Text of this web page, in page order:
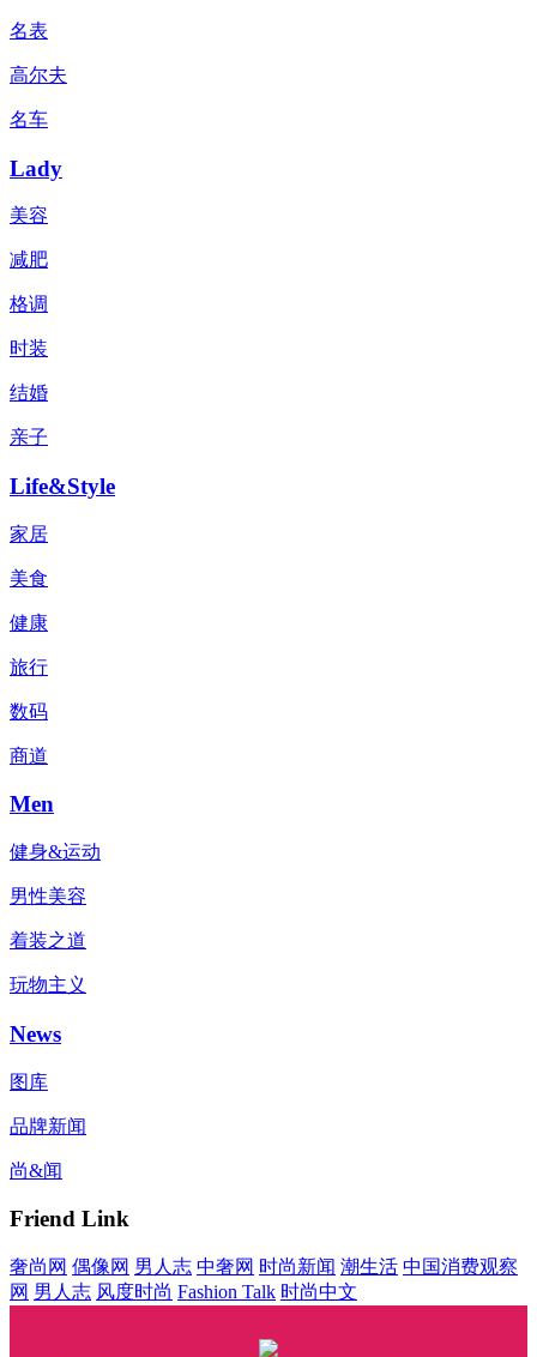
名表
高尔夫
名车
Lady
美容
减肥
格调
时装
结婚
亲子
Life&Style
家居
美食
健康
旅行
数码
商道
Men
健身&运动
男性美容
着装之道
玩物主义
News
图库
品牌新闻
尚&闻
Friend Link
奢尚网 偶像网 男人志 中奢网 时尚新闻 潮生活 中国消费观察
网 男人志 风度时尚 Fashion Talk 时尚中文